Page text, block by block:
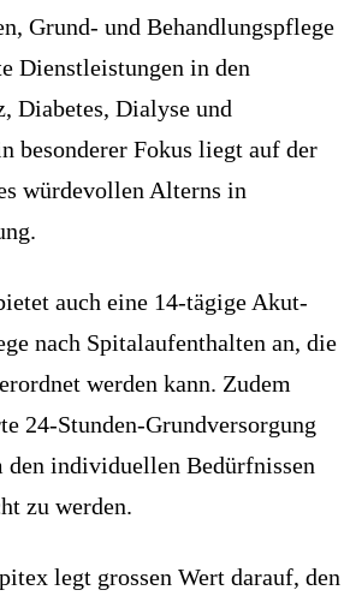
Grund- und Behandlungspflege
Dienstleistungen in den
Diabetes, Dialyse und
besonderer Fokus liegt auf der
würdevollen Alterns in
auch eine 14-tägige Akut-
nach Spitalaufenthalten an, die
werden kann. Zudem
24-Stunden-Grundversorgung
den individuellen Bedürfnissen
zu werden.
legt grossen Wert darauf, den